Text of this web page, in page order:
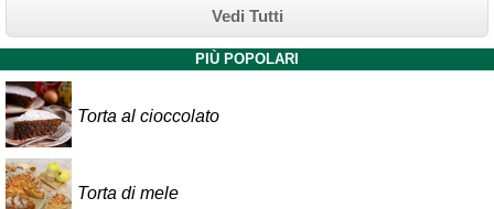
Vedi Tutti
PIÙ POPOLARI
Torta al cioccolato
Torta di mele